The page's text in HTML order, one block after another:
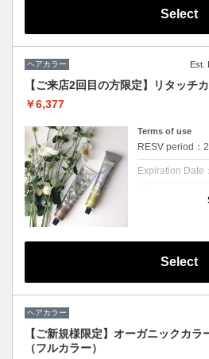
ご新規様限定・
Select
ヘアカラー Est.
【ご来店2回目の方限定】リタッチ
￥6,377
Terms of use
RESV period：
Expiration Date
②前回の当店で
クーポンについて
Cu二子玉川店
の方に限りリ
クーポンです
前回の当店での
Select
ヘアカラー
【ご新規様限定】オーガニックカ
（フルカラー）